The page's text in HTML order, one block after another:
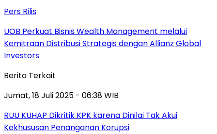
Pers Rilis
UOB Perkuat Bisnis Wealth Management melalui
Kemitraan Distribusi Strategis dengan Allianz Global
Investors
Berita Terkait
Jumat, 18 Juli 2025 - 06:38 WIB
RUU KUHAP Dikritik KPK karena Dinilai Tak Akui
Kekhususan Penanganan Korupsi